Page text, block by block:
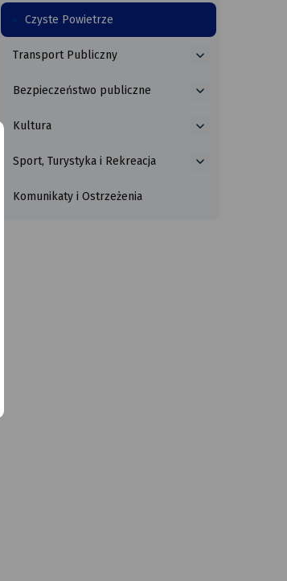
Czyste Powietrze
Transport Publiczny
więcej
Transport
Bezpieczeństwo publiczne
więcej
Bezpieczeństwo
Kultura
więcej
Kultura
Sport, Turystyka i Rekreacja
więcej
Komunikaty i Ostrzeżenia